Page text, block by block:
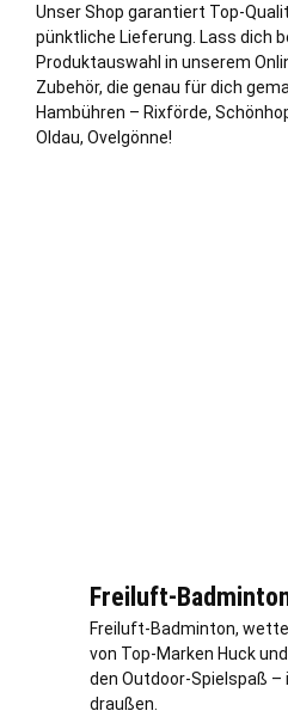
Unser Shop garantiert Top-
pünktliche Lieferung. Lass dich
Produktauswahl in unserem
Zubehör, die genau für dich
Hambühren – Rixförde,
Oldau, Ovelgönne!
Freiluft-
Freiluft-Badminton,
von Top-Marken Huck
den Outdoor-Spielspaß –
draußen.